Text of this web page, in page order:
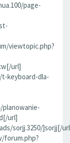
page-
viewtopic.php?
url]
keyboard-dla-
url]
sorjj.3250/]sorjj[/
forum.php?